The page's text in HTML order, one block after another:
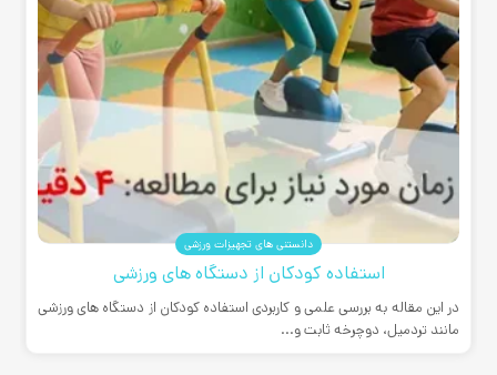
دانستنی های تجهیزات ورزشی
استفاده کودکان از دستگاه های ورزشی
در این مقاله به بررسی علمی و کاربردی استفاده کودکان از دستگاه های ورزشی
مانند تردمیل، دوچرخه ثابت و...